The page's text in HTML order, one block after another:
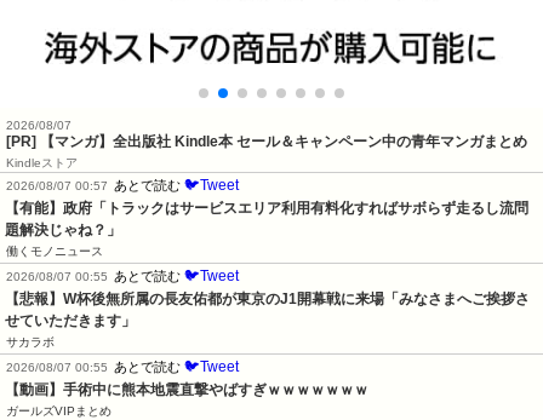
2026/08/07
[PR] 【マンガ】全出版社 Kindle本 セール＆キャンペーン中の青年マンガまとめ
Kindleストア
2026/08/07 00:57
あとで読む 🐦Tweet
【有能】政府「トラックはサービスエリア利用有料化すればサボらず走るし流問
題解決じゃね？」
働くモノニュース
2026/08/07 00:55
あとで読む 🐦Tweet
【悲報】W杯後無所属の長友佑都が東京のJ1開幕戦に来場「みなさまへご挨拶さ
せていただきます」
サカラボ
2026/08/07 00:55
あとで読む 🐦Tweet
【動画】手術中に熊本地震直撃やばすぎｗｗｗｗｗｗｗ
ガールズVIPまとめ